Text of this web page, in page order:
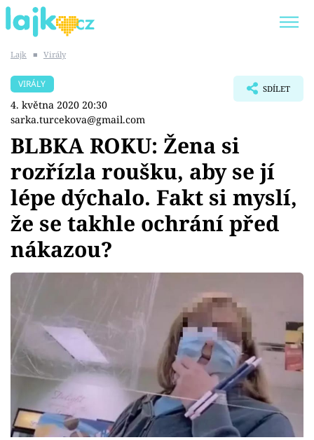
SHOPAHOLICADEL
Témata
Showbyznys
Youtubeři
Sex a vztahy
Videa
Sledujte prima+
Přihlášení
Lajk ■ Virály
VIRÁLY
4. května 2020 20:30
sarka.turcekova@gmail.com
SDÍLET
BLBKA ROKU: Žena si
rozřízla roušku, aby se jí
lépe dýchalo. Fakt si myslí,
že se takhle ochrání před
nákazou?